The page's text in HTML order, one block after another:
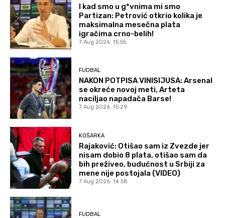
I kad smo u g*vnima mi smo
Partizan: Petrović otkrio kolika je
maksimalna mesečna plata
igračima crno-belih!
7 Aug 2026. 15:55
FUDBAL
NAKON POTPISA VINISIJUSA: Arsenal
se okreće novoj meti, Arteta
naciljao napadača Barse!
7 Aug 2026. 15:29
KOŠARKA
Rajaković: Otišao sam iz Zvezde jer
nisam dobio 8 plata, otišao sam da
bih preživeo, budućnost u Srbiji za
mene nije postojala (VIDEO)
7 Aug 2026. 14:58
FUDBAL